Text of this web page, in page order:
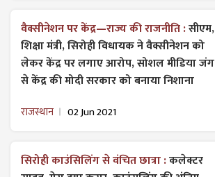
वैक्सीनेशन पर केंद्र—राज्य की राजनीति :सीएम,
शिक्षा मंत्री, सिरोही विधायक ने वैक्सीनेशन को
लेकर केंद्र पर लगाए आरोप, सोशल मीडिया जंग
से केंद्र की मोदी सरकार को बनाया निशाना
राजस्थान 02 Jun 2021
सिरोही काउंसिलिंग से वंचित छात्रा :कलेक्टर